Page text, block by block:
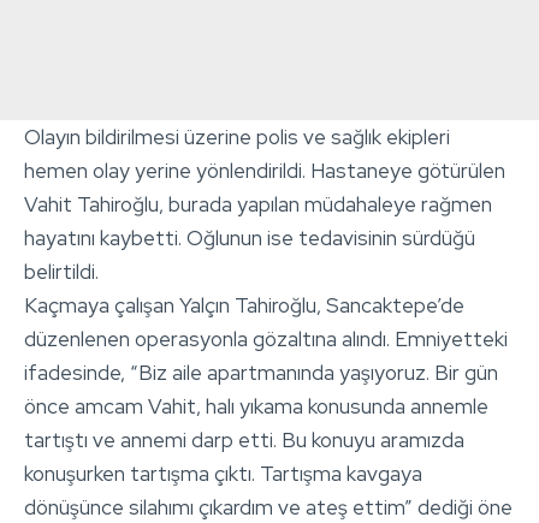
Olayın bildirilmesi üzerine polis ve sağlık ekipleri
hemen olay yerine yönlendirildi. Hastaneye götürülen
Vahit Tahiroğlu, burada yapılan müdahaleye rağmen
hayatını kaybetti. Oğlunun ise tedavisinin sürdüğü
belirtildi.
Kaçmaya çalışan Yalçın Tahiroğlu, Sancaktepe’de
düzenlenen operasyonla gözaltına alındı. Emniyetteki
ifadesinde, “Biz aile apartmanında yaşıyoruz. Bir gün
önce amcam Vahit, halı yıkama konusunda annemle
tartıştı ve annemi darp etti. Bu konuyu aramızda
konuşurken tartışma çıktı. Tartışma kavgaya
dönüşünce silahımı çıkardım ve ateş ettim” dediği öne